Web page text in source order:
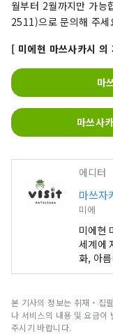
월부터 2월까지만 가
2511)으로 문의해 주세
[ 미에현 마쓰사카시 의
마
마쓰사
에디터
마쓰자
미에
미에현
세계에
화, 아
이세 참
교통의
니다.
본 기사의 정보는 취재・집
나 서비스의 내용 및 요금이
주시기 바랍니다.